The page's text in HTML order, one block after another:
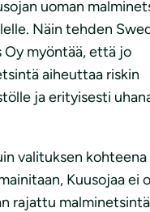
uoman
Näin tehden
Oy myöntää, että jo
aiheuttaa riskin
ja erityisesti
valituksen kohteena
Kuusojaa ei
rajattu